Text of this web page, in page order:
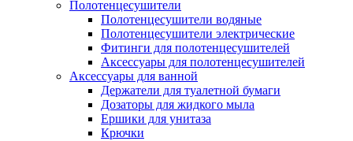
Полотенцесушители
Полотенцесушители водяные
Полотенцесушители электрические
Фитинги для полотенцесушителей
Аксессуары для полотенцесушителей
Аксессуары для ванной
Держатели для туалетной бумаги
Дозаторы для жидкого мыла
Ершики для унитаза
Крючки